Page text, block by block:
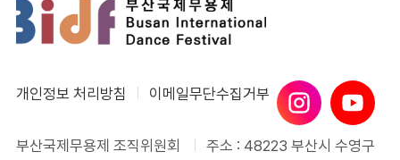
개인정보 처리방침 이메일무단수집거부
부산국제무용제 조직위원회 주소 : 48223 부산시 수영구